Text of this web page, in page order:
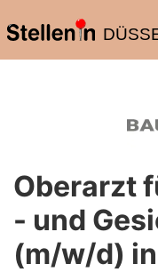
Oberarzt
- und
(m/w/d)